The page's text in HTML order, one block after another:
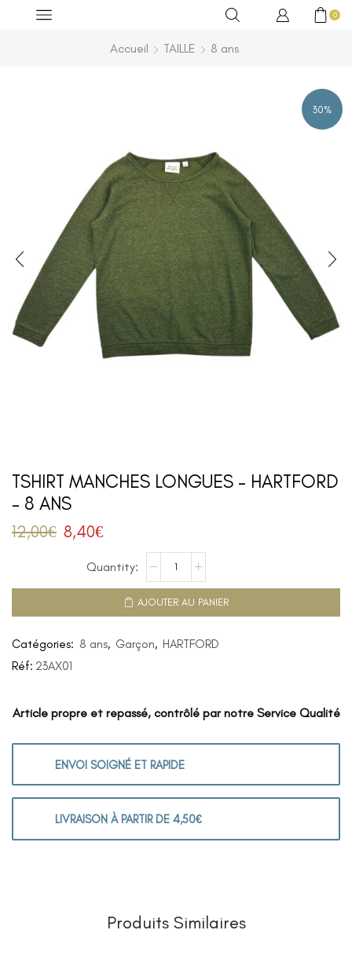
0
Accueil TAILLE 8 ans
30%
TSHIRT MANCHES LONGUES – HARTFORD
– 8 ANS
12,00€ 8,40€
AJOUTER AU PANIER
Catégories: 8 ans, Garçon, HARTFORD
Réf: 23AX01
Article propre et repassé, contrôlé par notre Service Qualité
ENVOI SOIGNÉ ET RAPIDE
LIVRAISON À PARTIR DE 4,50€
Produits Similaires